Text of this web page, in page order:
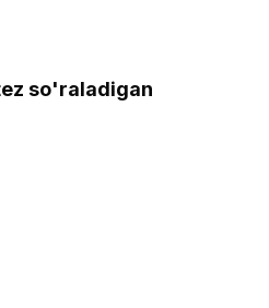
so'raladigan